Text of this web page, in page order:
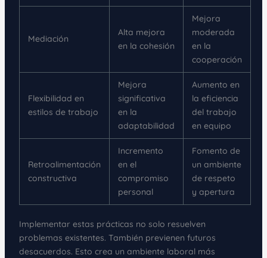
Mediación
Alta mejora
en la cohesión
Mejora
moderada
en la
cooperación
Flexibilidad en
estilos de trabajo
Mejora
significativa
en la
adaptabilidad
Aumento en
la eficiencia
del trabajo
en equipo
Retroalimentación
constructiva
Incremento
en el
compromiso
personal
Fomento de
un ambiente
de respeto
y apertura
Implementar estas prácticas no solo resuelven
problemas existentes. También previenen futuros
desacuerdos. Esto crea un ambiente laboral más